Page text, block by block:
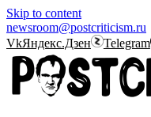
Skip to content
newsroom@postcriticism.ru
VkЯндекс.Дзен Telegram